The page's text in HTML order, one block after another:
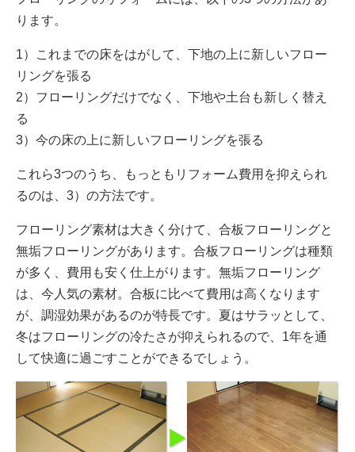
ります。
1）これまでの床をはがして、下地の上に新しいフロー
リングを張る
2）フローリングだけでなく、下地や土台も新しく替え
る
3）今の床の上に新しいフローリングを張る
これら3つのうち、もっともリフォーム費用を抑えられ
るのは、3）の方法です。
フローリング素材は大きく分けて、合板フローリングと
無垢フローリングがあります。合板フローリングは種類
が多く、費用も安く仕上がります。無垢フローリング
は、今人気の素材。合板に比べて費用は高くなります
が、調湿効果があるのが特長です。夏はサラッとして、
冬はフローリングの冷たさが抑えられるので、1年を通
して快適に過ごすことができるでしょう。